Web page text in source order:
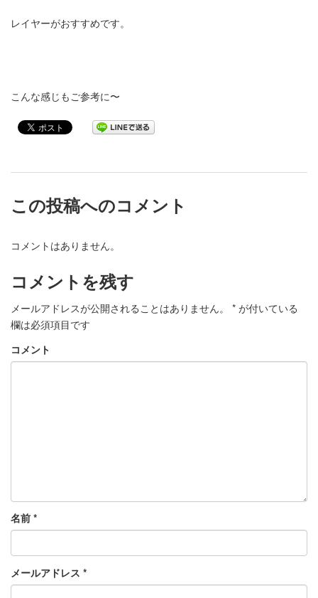
レイヤーがおすすめです。
こんな感じもご参考に〜
この投稿へのコメント
コメントはありません。
コメントを残す
メールアドレスが公開されることはありません。 * が付いている
欄は必須項目です
コメント
名前 *
メールアドレス *